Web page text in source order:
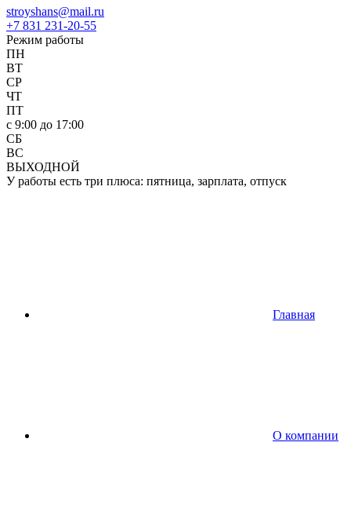
stroyshans@mail.ru
+7 831 231-20-55
Режим работы
ПН
ВТ
СР
ЧТ
ПТ
c 9:00 до 17:00
СБ
ВС
ВЫХОДНОЙ
У работы есть три плюса: пятница, зарплата, отпуск
Главная
О компании